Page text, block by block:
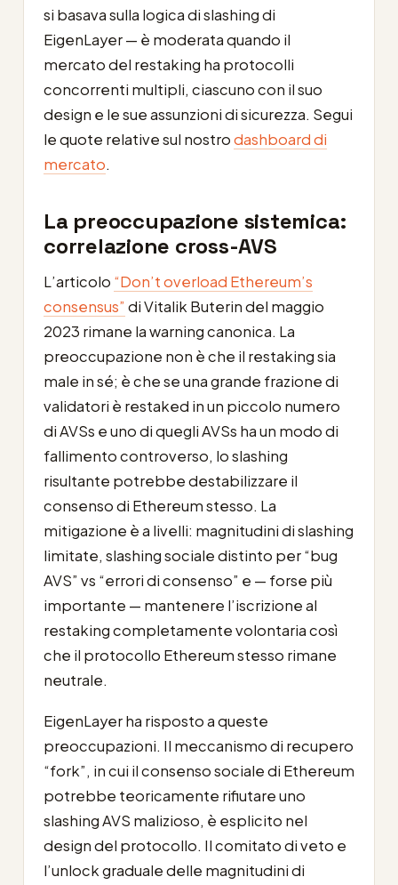
si basava sulla logica di slashing di
EigenLayer — è moderata quando il
mercato del restaking ha protocolli
concorrenti multipli, ciascuno con il suo
design e le sue assunzioni di sicurezza. Segui
le quote relative sul nostrodashboard di
mercato.
La preoccupazione sistemica:
correlazione cross-AVS
L’articolo “Don’t overload Ethereum’s
consensus” di Vitalik Buterin del maggio
2023 rimane la warning canonica. La
preoccupazione non è che il restaking sia
male in sé; è che se una grande frazione di
validatori è restaked in un piccolo numero
di AVSs e uno di quegli AVSs ha un modo di
fallimento controverso, lo slashing
risultante potrebbe destabilizzare il
consenso di Ethereum stesso. La
mitigazione è a livelli: magnitudini di slashing
limitate, slashing sociale distinto per “bug
AVS” vs “errori di consenso” e — forse più
importante — mantenere l’iscrizione al
restaking completamente volontaria così
che il protocollo Ethereum stesso rimane
neutrale.
EigenLayer ha risposto a queste
preoccupazioni. Il meccanismo di recupero
“fork”, in cui il consenso sociale di Ethereum
potrebbe teoricamente rifiutare uno
slashing AVS malizioso, è esplicito nel
design del protocollo. Il comitato di veto e
l’unlock graduale delle magnitudini di